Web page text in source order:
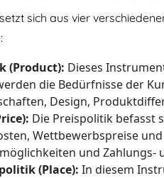
sich aus vier
(Product): Dieses
die Bedürfnisse der
Design,
Die Preispolitik befasst
Wettbewerbspreise
und
(Place): In diesem